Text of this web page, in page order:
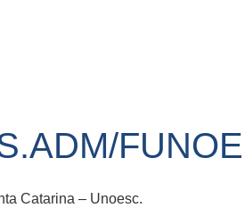
Catarina – Unoesc.